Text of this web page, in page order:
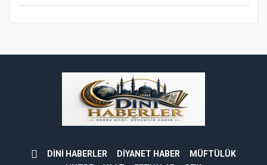
DİNİ HABERLER DİYANET HABER
MÜFTÜLÜK